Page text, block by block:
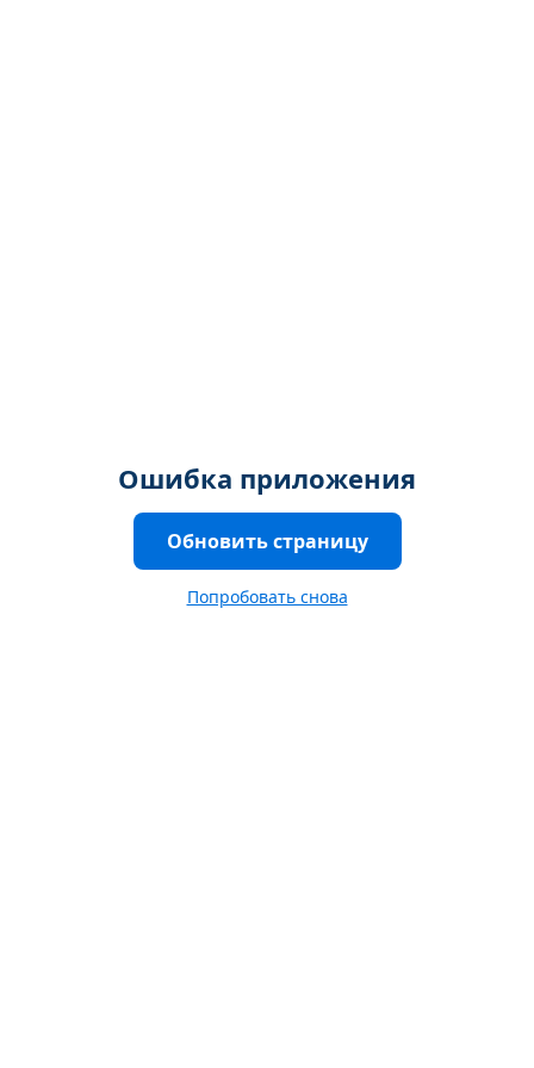
Ошибка приложения
Обновить страницу
Попробовать снова